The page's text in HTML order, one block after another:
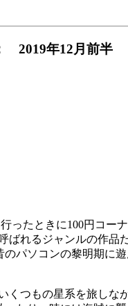
2019年12月前半
たときに100円コー
れるジャンルの作品
ソコンの黎明期に
つもの星系を旅しな